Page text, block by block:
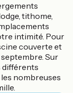
tithome,
intimité. Pour
couverte et
septembre. Sur
différents
les nombreuses